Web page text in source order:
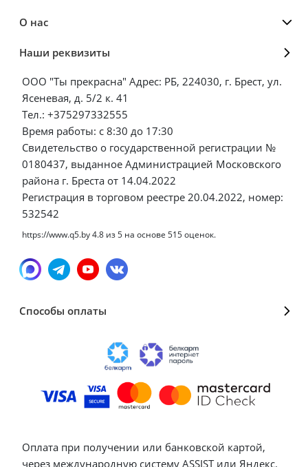
О нас
Наши реквизиты
ООО "Ты прекрасна" Адрес: РБ, 224030, г. Брест, ул.
Ясеневая, д. 5/2 к. 41
Тел.: +375297332555
Время работы: с 8:30 до 17:30
Свидетельство о государственной регистрации №
0180437, выданное Администрацией Московского
района г. Бреста от 14.04.2022
Регистрация в торговом реестре 20.04.2022, номер:
532542
https://www.q5.by4.8 из5 на основе 515оценок.
Способы оплаты
Оплата при получении или банковской картой,
через международную систему ASSIST или Яндекс.